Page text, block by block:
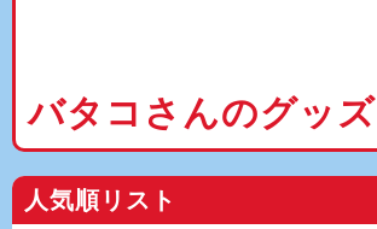
バタコさんのグッズ
人気順リスト